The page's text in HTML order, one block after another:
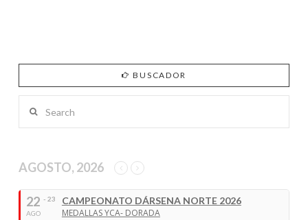
BUSCADOR
AGOSTO, 2026
22
AGO
- 23
CAMPEONATO DÁRSENA NORTE 2026
MEDALLAS YCA- DORADA